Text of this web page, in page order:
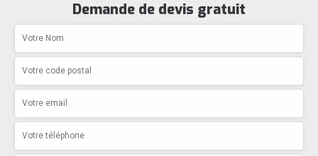
Demande de devis gratuit